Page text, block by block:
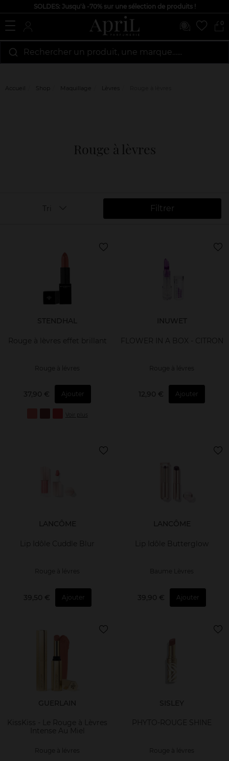
SOLDES: Jusqu'à -70% sur une sélection de produits !
0
Rechercher un produit, une marque…...
Accueil Shop Maquillage Lèvres
Rouge à lèvres
Filtrer
Tri
STENDHAL
Rouge à lèvres effet brillant
Rouge à lévres
37,90 € Ajouter
Voir plus
INUWET
FLOWER IN A BOX - CITRON
Rouge à lévres
12,90 € Ajouter
LANCÔME
Lip Idôle Cuddle Blur
Rouge à lévres
39,50 € Ajouter
LANCÔME
Lip Idôle Butterglow
Baume Lèvres
39,90 € Ajouter
GUERLAIN
KissKiss - Le Rouge à Lèvres
Intense Au Miel
Rouge à lévres
SISLEY
PHYTO-ROUGE SHINE
Rouge à lévres